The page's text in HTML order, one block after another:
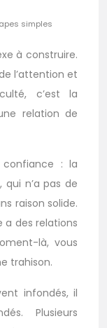
simples
à construire.
l’attention et
c’est la
relation de
: la
n’a pas de
raison solide.
a des relations
là, vous
trahison.
infondés, il
Plusieurs